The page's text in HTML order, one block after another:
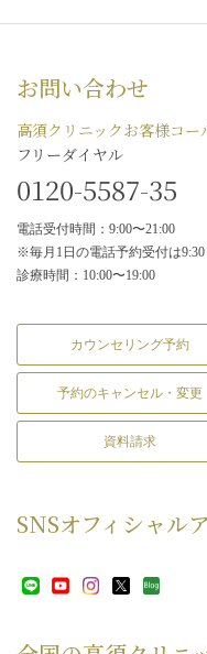
お問い合わせ
高須クリニックお客様コー
フリーダイヤル
0120-5587-35
電話受付時間：9:00〜21:00
※毎月1日の電話予約受付は9:30
診療時間：10:00〜19:00
カウンセリング予約
予約のキャンセル・変更
資料請求
SNSオフィシャル